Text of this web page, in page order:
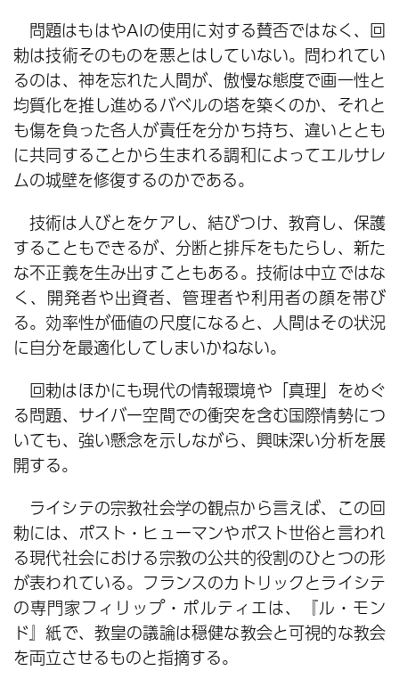
問題はもはやAIの使用に対する賛否ではなく、回
勅は技術そのものを悪とはしていない。問われてい
るのは、神を忘れた人間が、傲慢な態度で画一性と
均質化を推し進めるバベルの塔を築くのか、それと
も傷を負った各人が責任を分かち持ち、違いととも
に共同することから生まれる調和によってエルサレ
ムの城壁を修復するのかである。
技術は人びとをケアし、結びつけ、教育し、保護
することもできるが、分断と排斥をもたらし、新た
な不正義を生み出すこともある。技術は中立ではな
く、開発者や出資者、管理者や利用者の顔を帯び
る。効率性が価値の尺度になると、人間はその状況
に自分を最適化してしまいかねない。
回勅はほかにも現代の情報環境や「真理」をめぐ
る問題、サイバー空間での衝突を含む国際情勢につ
いても、強い懸念を示しながら、興味深い分析を展
開する。
ライシテの宗教社会学の観点から言えば、この回
勅には、ポスト・ヒューマンやポスト世俗と言われ
る現代社会における宗教の公共的役割のひとつの形
が表われている。フランスのカトリックとライシテ
の専門家フィリップ・ポルティエは、『ル・モン
ド』紙で、教皇の議論は穏健な教会と可視的な教会
を両立させるものと指摘する。